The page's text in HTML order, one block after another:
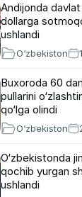
Andijonda
dollarga
ushlandi
O‘zbekiston
Buxoroda 60
pullarini
qo‘lga olindi
O‘zbekiston
O‘zbekistonda
qochib yurgan
ushlandi